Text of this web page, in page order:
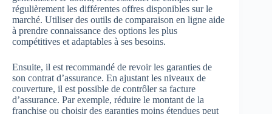
régulièrement les différentes offres disponibles sur le
marché. Utiliser des outils de comparaison en ligne aide
à prendre connaissance des options les plus
compétitives et adaptables à ses besoins.
Ensuite, il est recommandé de revoir les garanties de
son contrat d’assurance. En ajustant les niveaux de
couverture, il est possible de contrôler sa facture
d’assurance. Par exemple, réduire le montant de la
franchise ou choisir des garanties moins étendues peut